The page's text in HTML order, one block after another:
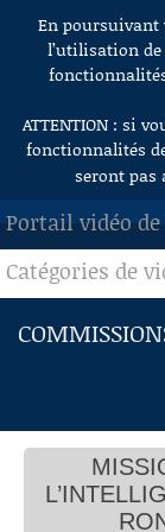
Aller au contenu
En poursuivant
l’utilisation
ATTENTION : si
fonctionnalités
seront pas
Portail vidéo
ACCUEIL
EN DIRECT
RECHERCHE
AIDE À LA
DE VIDÉOS
Catégories de
Table
Duffoux,
d’Angers-
« stratégies
de la